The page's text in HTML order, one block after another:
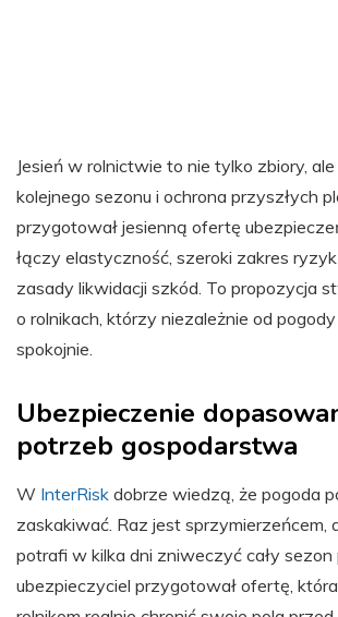
Jesień w rolnictwie to nie tylko zbiory,
kolejnego sezonu i ochrona przyszłych
przygotował jesienną ofertę
łączy elastyczność, szeroki zakres
zasady likwidacji szkód. To propozycja
o rolnikach, którzy niezależnie od
spokojnie.
Ubezpieczenie
potrzeb gospodarstwa
W InterRisk dobrze wiedzą, że pogoda
zaskakiwać. Raz jest sprzymierzeńcem,
potrafi w kilka dni zniweczyć cały sezon
ubezpieczyciel przygotował ofertę,